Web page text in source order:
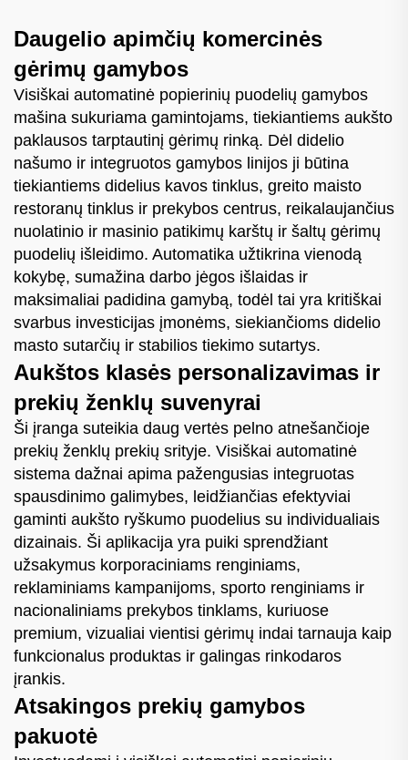
Daugelio apimčių komercinės
gėrimų gamybos
Visiškai automatinė popierinių puodelių gamybos
mašina sukuriama gamintojams, tiekiantiems aukšto
paklausos tarptautinį gėrimų rinką. Dėl didelio
našumo ir integruotos gamybos linijos ji būtina
tiekiantiems didelius kavos tinklus, greito maisto
restoranų tinklus ir prekybos centrus, reikalaujančius
nuolatinio ir masinio patikimų karštų ir šaltų gėrimų
puodelių išleidimo. Automatika užtikrina vienodą
kokybę, sumažina darbo jėgos išlaidas ir
maksimaliai padidina gamybą, todėl tai yra kritiškai
svarbus investicijas įmonėms, siekiančioms didelio
masto sutarčių ir stabilios tiekimo sutartys.
Aukštos klasės personalizavimas ir
prekių ženklų suvenyrai
Ši įranga suteikia daug vertės pelno atnešančioje
prekių ženklų prekių srityje. Visiškai automatinė
sistema dažnai apima pažengusias integruotas
spausdinimo galimybes, leidžiančias efektyviai
gaminti aukšto ryškumo puodelius su individualiais
dizainais. Ši aplikacija yra puiki sprendžiant
užsakymus korporaciniams renginiams,
reklaminiams kampanijoms, sporto renginiams ir
nacionaliniams prekybos tinklams, kuriuose
premium, vizualiai vientisi gėrimų indai tarnauja kaip
funkcionalus produktas ir galingas rinkodaros
įrankis.
Atsakingos prekių gamybos
pakuotė